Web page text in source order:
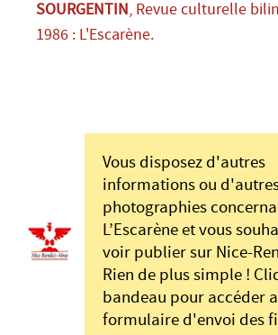
SOURGENTIN, Revue culturelle
1986 : L'Escarène.
Vous disposez d'autres
informations ou
photographies
L’Escarène et vous
voir publier sur Nice-
Rien de plus simple !
bandeau pour accéder
formulaire d'envoi des